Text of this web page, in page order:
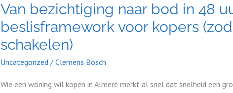
Van bezichtiging naar bod in 48
beslisframework voor kopers
schakelen)
Uncategorized/ Clemens Bosch
Wie een woning wil kopen in Almere merkt al snel dat snelheid een
naar
bod
48
uur:
beslisframework